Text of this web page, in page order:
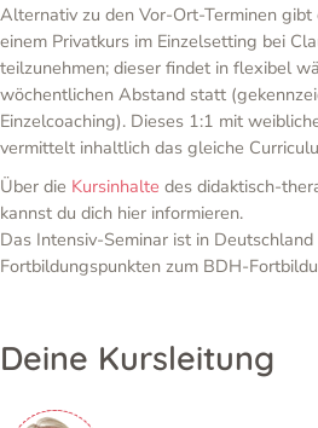
Alternativ zu den Vor-Ort-Terminen gibt
einem Privatkurs im Einzelsetting bei
teilzunehmen; dieser findet in flexibel
wöchentlichen Abstand statt
Einzelcoaching). Dieses 1:1 mit
vermittelt inhaltlich das gleiche
Über die Kursinhalte des didaktisch-
kannst du dich hier informieren.
Das Intensiv-Seminar ist in
Fortbildungspunkten zum BDH-
Deine Kursleitung